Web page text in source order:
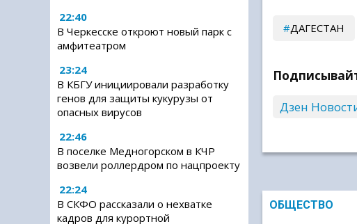
22:40
В Черкесске откроют новый парк с
амфитеатром
23:24
В КБГУ инициировали разработку
генов для защиты кукурузы от
опасных вирусов
22:46
В поселке Медногорском в КЧР
возвели роллердром по нацпроекту
22:24
В СКФО рассказали о нехватке
кадров для курортной
ДАГЕСТАН
Дзен
ОБЩЕСТВО